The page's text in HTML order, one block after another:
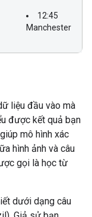
12:45
Manchester
liệu đầu vào mà
được kết quả bạn
mô hình xác
hình ảnh và câu
gọi là học từ
dưới dạng câu